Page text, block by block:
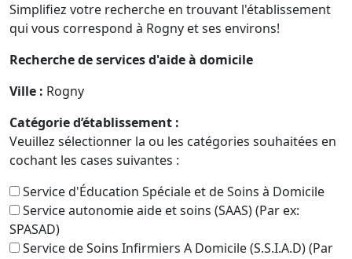
Simplifiez votre recherche en trouvant l'établissement
qui vous correspond à Rogny et ses environs!
Recherche de services d'aide à domicile
Ville : Rogny
Catégorie d’établissement :
Veuillez sélectionner la ou les catégories souhaitées en
cochant les cases suivantes :
Service d'Éducation Spéciale et de Soins à Domicile
Service autonomie aide et soins (SAAS) (Par ex:
SPASAD)
Service de Soins Infirmiers A Domicile (S.S.I.A.D) (Par